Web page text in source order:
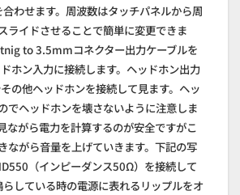
わせます。周波数はタッチパネルから周
ライドさせることで簡単に変更できま
to 3.5mmコネクター出力ケーブルを
ホン入力に接続します。ヘッドホン出力
の他ヘッドホンを接続して見ます。ヘッ
でヘッドホンを壊さないように注意しま
ながら電力を計算するのが安全ですがこ
ながら音量を上げていきます。下記の写
（インピーダンス50Ω）を接続して
している時の電源に表れるリップルをオ